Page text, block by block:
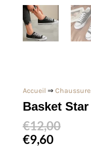
Accueil ⇒
Basket
€12,00
€9,60